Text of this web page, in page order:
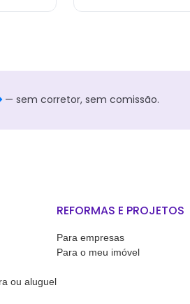
— sem corretor, sem comissão.
ou aluguel
REFORMAS E PROJETOS
Para empresas
Para o meu imóvel